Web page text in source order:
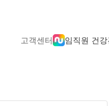
고객센터 임직원 건강